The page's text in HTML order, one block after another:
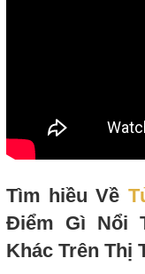
Tìm hiều Về
Điểm Gì Nổi
Khác Trên Thị